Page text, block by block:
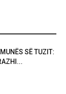
SË TUZIT: